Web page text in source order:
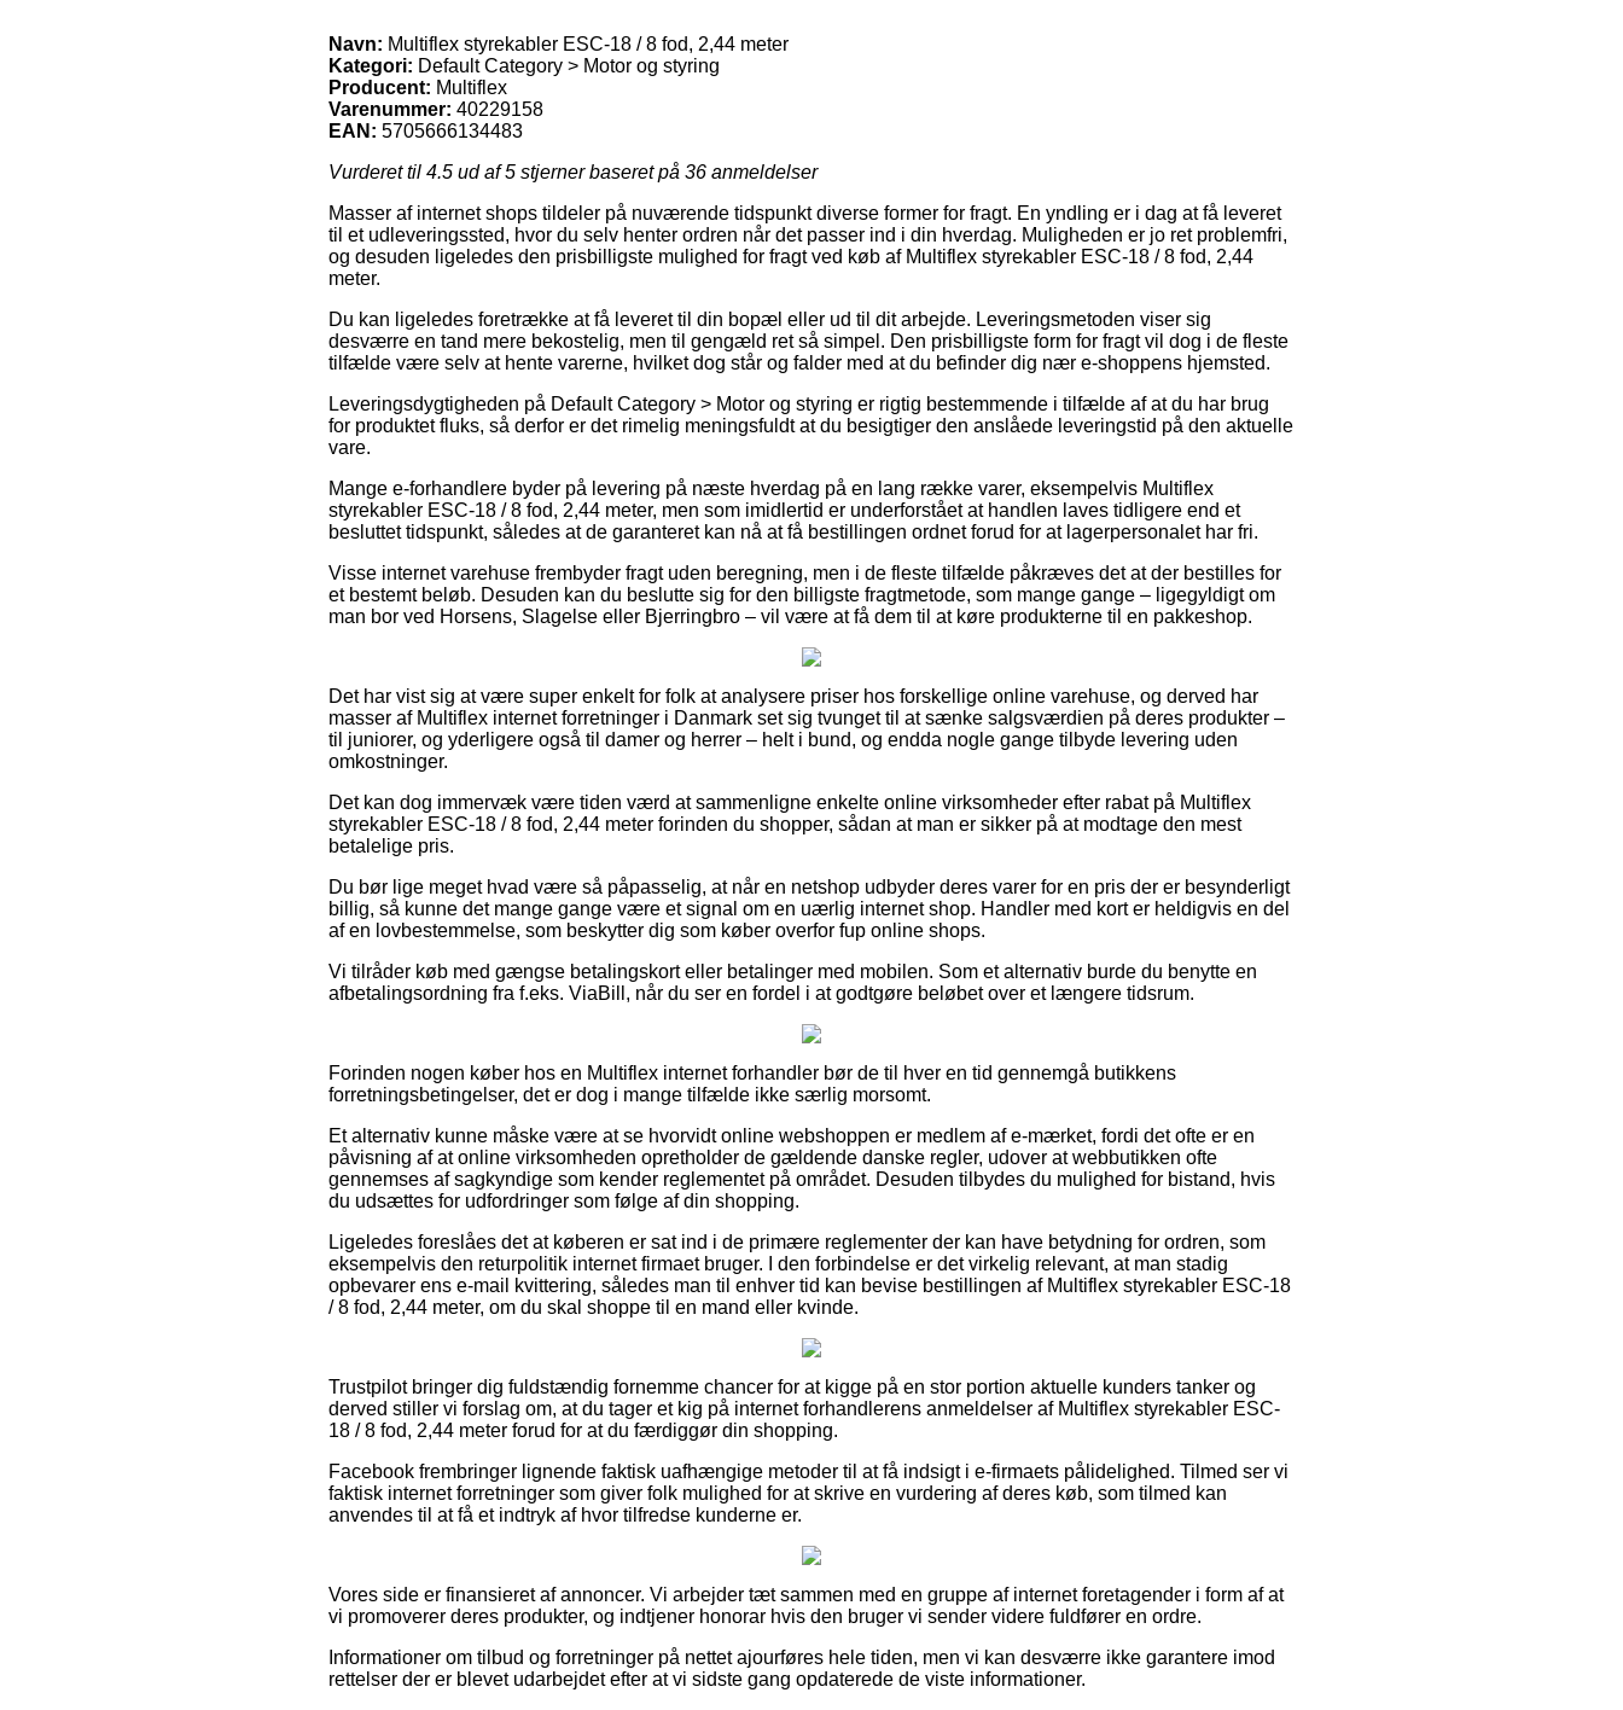
Navn: Multiflex styrekabler ESC-18 / 8 fod, 2,44 meter
Kategori: Default Category > Motor og styring
Producent: Multiflex
Varenummer: 40229158
EAN: 5705666134483
Vurderet til 4.5 ud af 5 stjerner baseret på 36 anmeldelser
Masser af internet shops tildeler på nuværende tidspunkt diverse former for fragt. En yndling er i dag at få leveret
til et udleveringssted, hvor du selv henter ordren når det passer ind i din hverdag. Muligheden er jo ret problemfri,
og desuden ligeledes den prisbilligste mulighed for fragt ved køb af Multiflex styrekabler ESC-18 / 8 fod, 2,44
meter.
Du kan ligeledes foretrække at få leveret til din bopæl eller ud til dit arbejde. Leveringsmetoden viser sig
desværre en tand mere bekostelig, men til gengæld ret så simpel. Den prisbilligste form for fragt vil dog i de fleste
tilfælde være selv at hente varerne, hvilket dog står og falder med at du befinder dig nær e-shoppens hjemsted.
Leveringsdygtigheden på Default Category > Motor og styring er rigtig bestemmende i tilfælde af at du har brug
for produktet fluks, så derfor er det rimelig meningsfuldt at du besigtiger den anslåede leveringstid på den aktuelle
vare.
Mange e-forhandlere byder på levering på næste hverdag på en lang række varer, eksempelvis Multiflex
styrekabler ESC-18 / 8 fod, 2,44 meter, men som imidlertid er underforstået at handlen laves tidligere end et
besluttet tidspunkt, således at de garanteret kan nå at få bestillingen ordnet forud for at lagerpersonalet har fri.
Visse internet varehuse frembyder fragt uden beregning, men i de fleste tilfælde påkræves det at der bestilles for
et bestemt beløb. Desuden kan du beslutte sig for den billigste fragtmetode, som mange gange – ligegyldigt om
man bor ved Horsens, Slagelse eller Bjerringbro – vil være at få dem til at køre produkterne til en pakkeshop.
Det har vist sig at være super enkelt for folk at analysere priser hos forskellige online varehuse, og derved har
masser af Multiflex internet forretninger i Danmark set sig tvunget til at sænke salgsværdien på deres produkter –
til juniorer, og yderligere også til damer og herrer – helt i bund, og endda nogle gange tilbyde levering uden
omkostninger.
Det kan dog immervæk være tiden værd at sammenligne enkelte online virksomheder efter rabat på Multiflex
styrekabler ESC-18 / 8 fod, 2,44 meter forinden du shopper, sådan at man er sikker på at modtage den mest
betalelige pris.
Du bør lige meget hvad være så påpasselig, at når en netshop udbyder deres varer for en pris der er besynderligt
billig, så kunne det mange gange være et signal om en uærlig internet shop. Handler med kort er heldigvis en del
af en lovbestemmelse, som beskytter dig som køber overfor fup online shops.
Vi tilråder køb med gængse betalingskort eller betalinger med mobilen. Som et alternativ burde du benytte en
afbetalingsordning fra f.eks. ViaBill, når du ser en fordel i at godtgøre beløbet over et længere tidsrum.
Forinden nogen køber hos en Multiflex internet forhandler bør de til hver en tid gennemgå butikkens
forretningsbetingelser, det er dog i mange tilfælde ikke særlig morsomt.
Et alternativ kunne måske være at se hvorvidt online webshoppen er medlem af e-mærket, fordi det ofte er en
påvisning af at online virksomheden opretholder de gældende danske regler, udover at webbutikken ofte
gennemses af sagkyndige som kender reglementet på området. Desuden tilbydes du mulighed for bistand, hvis
du udsættes for udfordringer som følge af din shopping.
Ligeledes foreslåes det at køberen er sat ind i de primære reglementer der kan have betydning for ordren, som
eksempelvis den returpolitik internet firmaet bruger. I den forbindelse er det virkelig relevant, at man stadig
opbevarer ens e-mail kvittering, således man til enhver tid kan bevise bestillingen af Multiflex styrekabler ESC-18
/ 8 fod, 2,44 meter, om du skal shoppe til en mand eller kvinde.
Trustpilot bringer dig fuldstændig fornemme chancer for at kigge på en stor portion aktuelle kunders tanker og
derved stiller vi forslag om, at du tager et kig på internet forhandlerens anmeldelser af Multiflex styrekabler ESC-
18 / 8 fod, 2,44 meter forud for at du færdiggør din shopping.
Facebook frembringer lignende faktisk uafhængige metoder til at få indsigt i e-firmaets pålidelighed. Tilmed ser vi
faktisk internet forretninger som giver folk mulighed for at skrive en vurdering af deres køb, som tilmed kan
anvendes til at få et indtryk af hvor tilfredse kunderne er.
Vores side er finansieret af annoncer. Vi arbejder tæt sammen med en gruppe af internet foretagender i form af at
vi promoverer deres produkter, og indtjener honorar hvis den bruger vi sender videre fuldfører en ordre.
Informationer om tilbud og forretninger på nettet ajourføres hele tiden, men vi kan desværre ikke garantere imod
rettelser der er blevet udarbejdet efter at vi sidste gang opdaterede de viste informationer.